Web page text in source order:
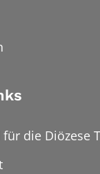
die Diözese